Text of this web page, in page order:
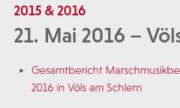
2015 & 2016
21. Mai 2016 –
Gesamtbericht
2016 in Völs am Schlern